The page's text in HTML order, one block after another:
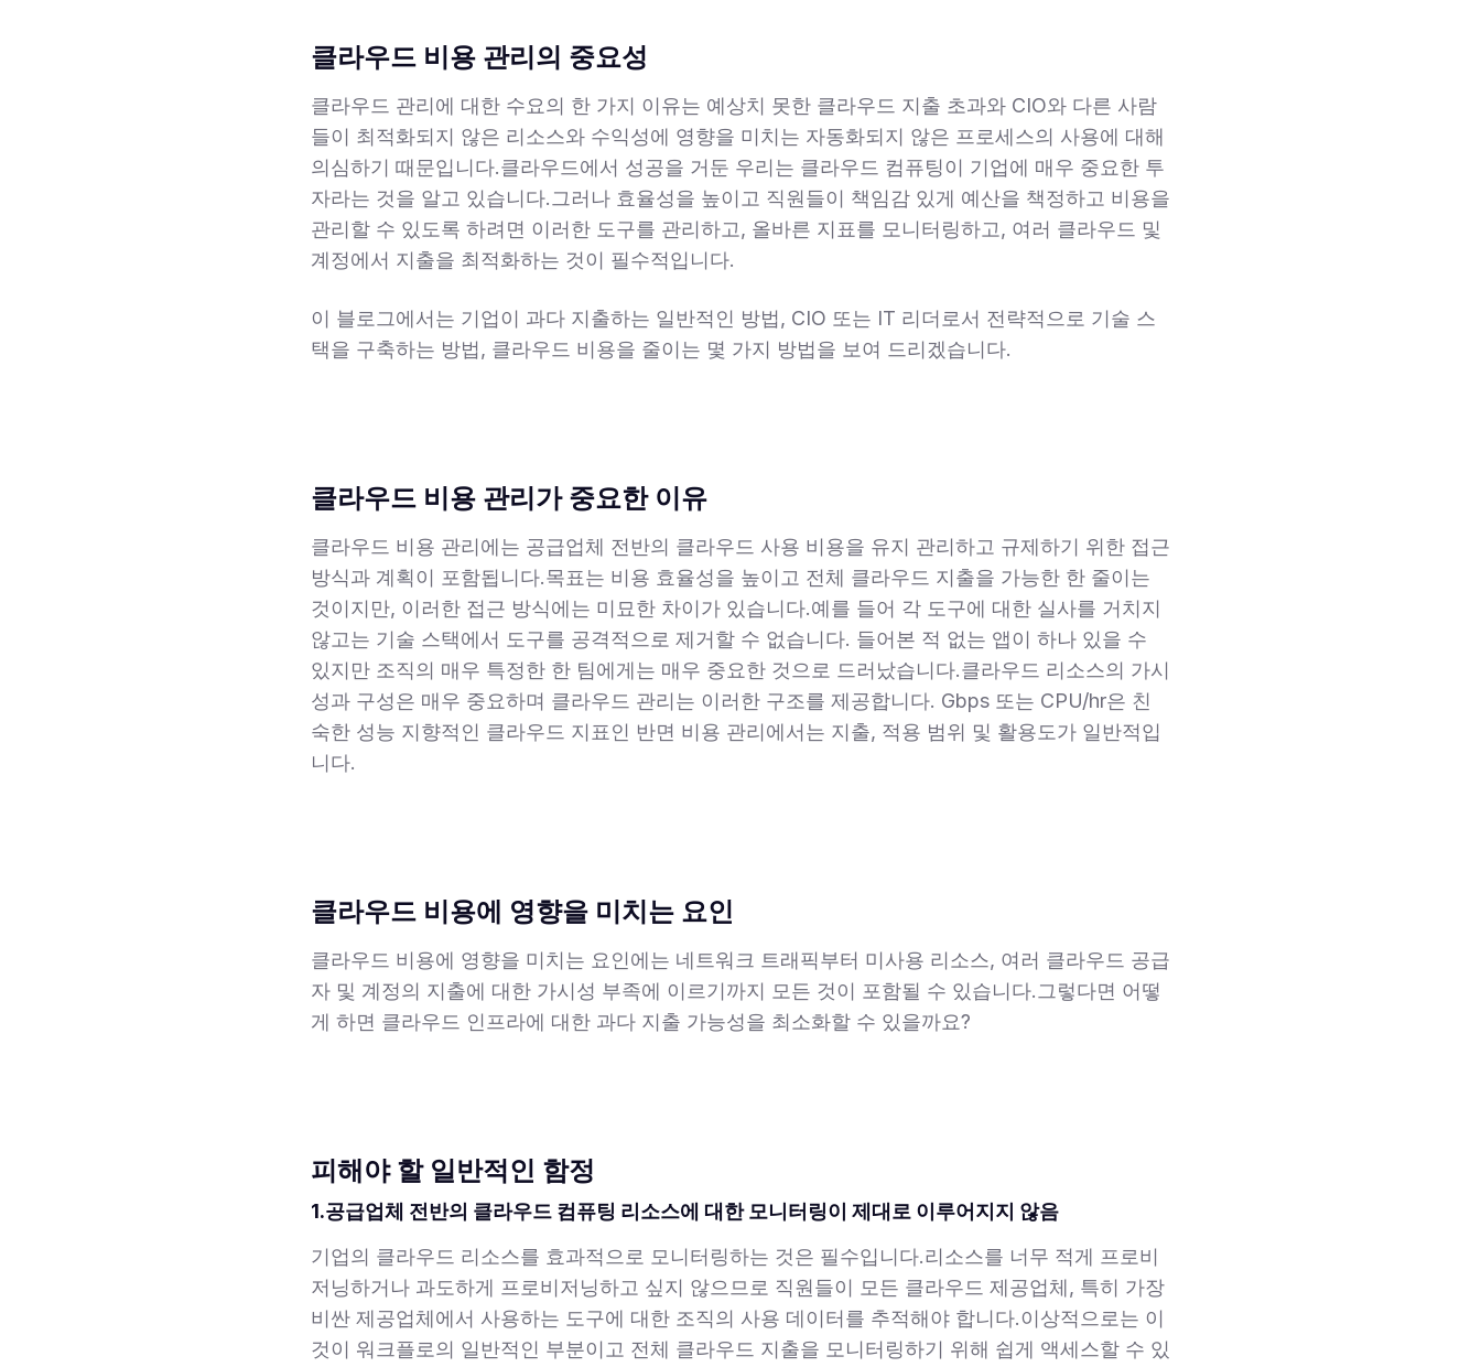
클라우드 비용 관리의 중요성
클라우드 관리에 대한 수요의 한 가지 이유는 예상치 못한 클라우드 지출 초과와 CIO와 다른 사람
들이 최적화되지 않은 리소스와 수익성에 영향을 미치는 자동화되지 않은 프로세스의 사용에 대해
의심하기 때문입니다.클라우드에서 성공을 거둔 우리는 클라우드 컴퓨팅이 기업에 매우 중요한 투
자라는 것을 알고 있습니다.그러나 효율성을 높이고 직원들이 책임감 있게 예산을 책정하고 비용을
관리할 수 있도록 하려면 이러한 도구를 관리하고, 올바른 지표를 모니터링하고, 여러 클라우드 및
계정에서 지출을 최적화하는 것이 필수적입니다.
이 블로그에서는 기업이 과다 지출하는 일반적인 방법, CIO 또는 IT 리더로서 전략적으로 기술 스
택을 구축하는 방법, 클라우드 비용을 줄이는 몇 가지 방법을 보여 드리겠습니다.
클라우드 비용 관리가 중요한 이유
클라우드 비용 관리에는 공급업체 전반의 클라우드 사용 비용을 유지 관리하고 규제하기 위한 접근
방식과 계획이 포함됩니다.목표는 비용 효율성을 높이고 전체 클라우드 지출을 가능한 한 줄이는
것이지만, 이러한 접근 방식에는 미묘한 차이가 있습니다.예를 들어 각 도구에 대한 실사를 거치지
않고는 기술 스택에서 도구를 공격적으로 제거할 수 없습니다. 들어본 적 없는 앱이 하나 있을 수
있지만 조직의 매우 특정한 한 팀에게는 매우 중요한 것으로 드러났습니다.클라우드 리소스의 가시
성과 구성은 매우 중요하며 클라우드 관리는 이러한 구조를 제공합니다. Gbps 또는 CPU/hr은 친
숙한 성능 지향적인 클라우드 지표인 반면 비용 관리에서는 지출, 적용 범위 및 활용도가 일반적입
니다.
클라우드 비용에 영향을 미치는 요인
클라우드 비용에 영향을 미치는 요인에는 네트워크 트래픽부터 미사용 리소스, 여러 클라우드 공급
자 및 계정의 지출에 대한 가시성 부족에 이르기까지 모든 것이 포함될 수 있습니다.그렇다면 어떻
게 하면 클라우드 인프라에 대한 과다 지출 가능성을 최소화할 수 있을까요?
피해야 할 일반적인 함정
1.공급업체 전반의 클라우드 컴퓨팅 리소스에 대한 모니터링이 제대로 이루어지지 않음
기업의 클라우드 리소스를 효과적으로 모니터링하는 것은 필수입니다.리소스를 너무 적게 프로비
저닝하거나 과도하게 프로비저닝하고 싶지 않으므로 직원들이 모든 클라우드 제공업체, 특히 가장
비싼 제공업체에서 사용하는 도구에 대한 조직의 사용 데이터를 추적해야 합니다.이상적으로는 이
것이 워크플로의 일반적인 부분이고 전체 클라우드 지출을 모니터링하기 위해 쉽게 액세스할 수 있